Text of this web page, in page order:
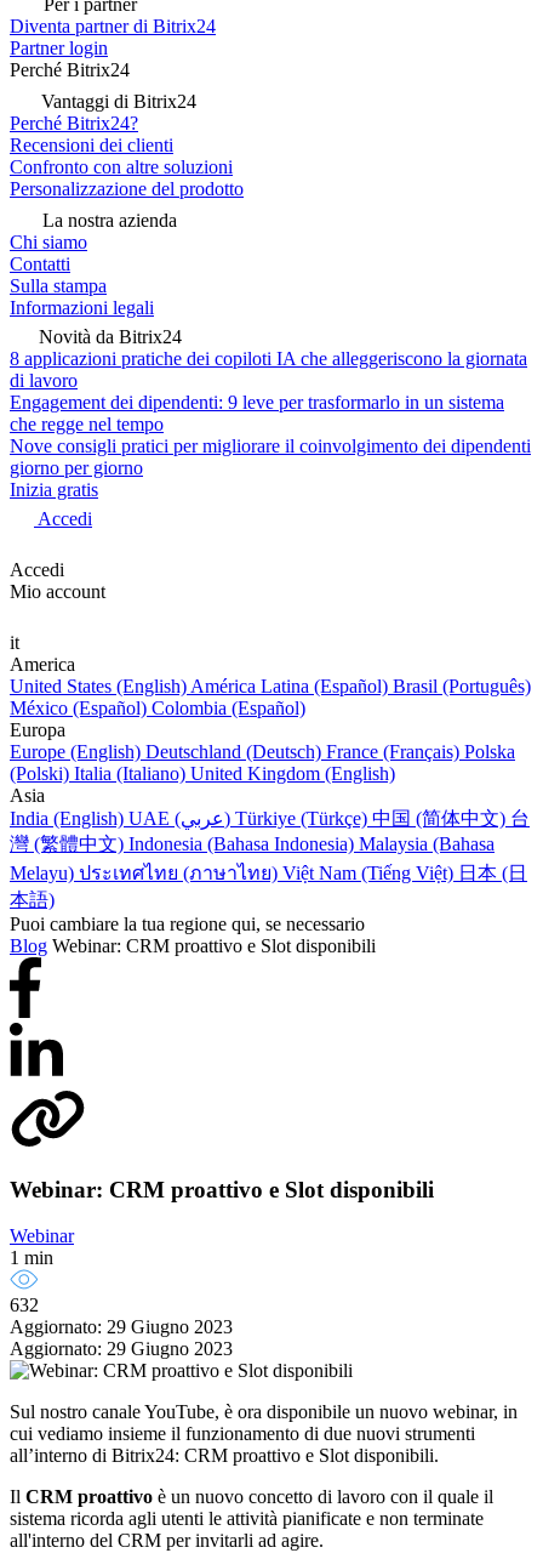
Per i partner
Diventa partner di Bitrix24
Partner login
Perché Bitrix24
Vantaggi di Bitrix24
Perché Bitrix24?
Recensioni dei clienti
Confronto con altre soluzioni
Personalizzazione del prodotto
La nostra azienda
Chi siamo
Contatti
Sulla stampa
Informazioni legali
Novità da Bitrix24
8 applicazioni pratiche dei copiloti IA che alleggeriscono la giornata
di lavoro
Engagement dei dipendenti: 9 leve per trasformarlo in un sistema
che regge nel tempo
Nove consigli pratici per migliorare il coinvolgimento dei dipendenti
giorno per giorno
Inizia gratis
Accedi
Accedi
Mio account
it
America
United States (English) América Latina (Español) Brasil (Português)
México (Español) Colombia (Español)
Europa
Europe (English) Deutschland (Deutsch) France (Français) Polska
(Polski) Italia (Italiano) United Kingdom (English)
Asia
India (English)
UAE (عربي) Türkiye (Türkçe) 中国 (简体中文) 台
灣 (繁體中文) Indonesia (Bahasa Indonesia) Malaysia (Bahasa
Melayu) ประเทศไทย (ภาษาไทย) Việt Nam (Tiếng Việt) 日本 (日
本語)
Puoi cambiare la tua regione qui, se necessario
Blog Webinar: CRM proattivo e Slot disponibili
Webinar: CRM proattivo e Slot disponibili
Webinar
1 min
632
Aggiornato: 29 Giugno 2023
Aggiornato: 29 Giugno 2023
Sul nostro canale YouTube, è ora disponibile un nuovo webinar, in
cui vediamo insieme il funzionamento di due nuovi strumenti
all’interno di Bitrix24: CRM proattivo e Slot disponibili.
Il CRM proattivo è un nuovo concetto di lavoro con il quale il
sistema ricorda agli utenti le attività pianificate e non terminate
all'interno del CRM per invitarli ad agire.